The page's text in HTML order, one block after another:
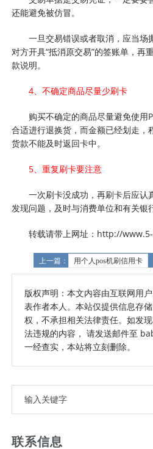
还能避免被仿冒。
一旦交易错误或者取消，应当场
对方开具“抵消原交易”的签账单，再
款说明。
4、不确定商品尽量少刷卡
购买不确定的商品尽量避免使用
合适进行退换货，而金额已经划走，
货款不能及时返回卡中。
5、重复刷卡要注意
一次刷卡没成功，再刷卡后应认
发现问题，及时与消费单位和有关银
转载请带上网址：http://
上一篇： 用个人pos机刷信用卡
版权声明：本文内容由互联网用
表作者本人。本站仅提供信息存
权，不承担相关法律责任。如发
法违规的内容， 请发送邮件至
一经查实，本站将立刻删除。
联系信息